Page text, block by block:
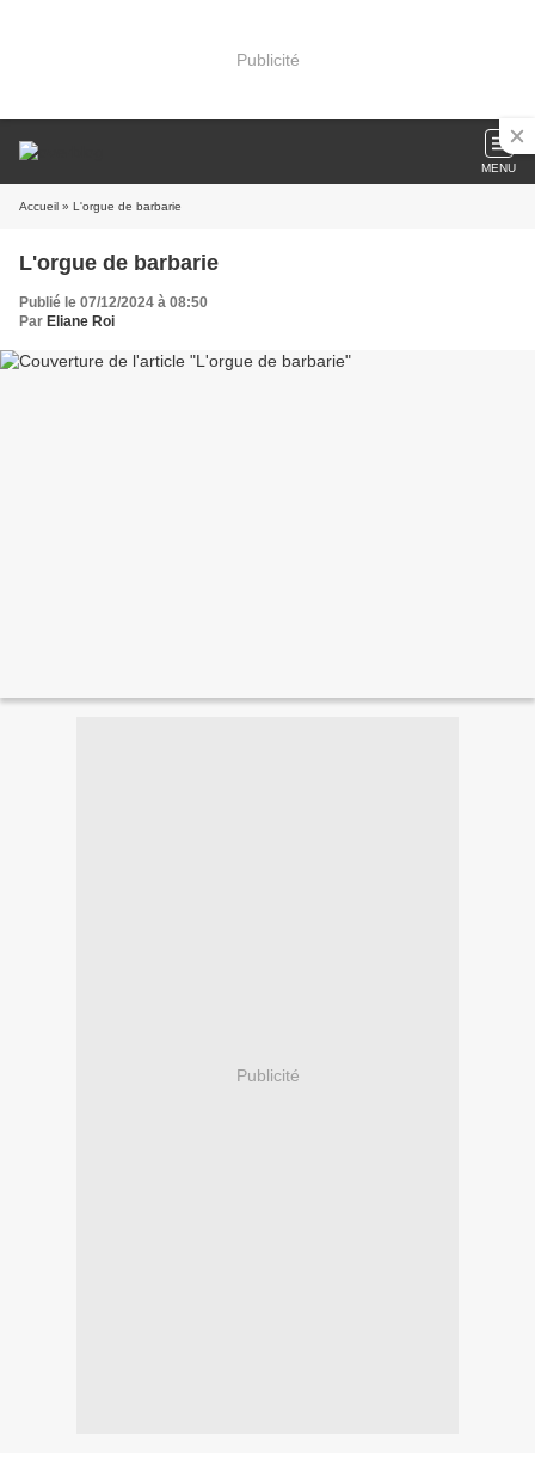
Publicité
MENU
Accueil » L'orgue de barbarie
L'orgue de barbarie
Publié le 07/12/2024 à 08:50
Par Eliane Roi
Publicité